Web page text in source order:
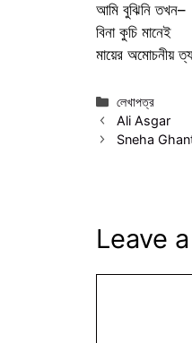
আমি বুঝিনি তখন–
বিনা কুচি মানেই
মায়ের অমোচনীয়
Categories
লেখাপত্র
Ali Asgar
Sneha
Leave